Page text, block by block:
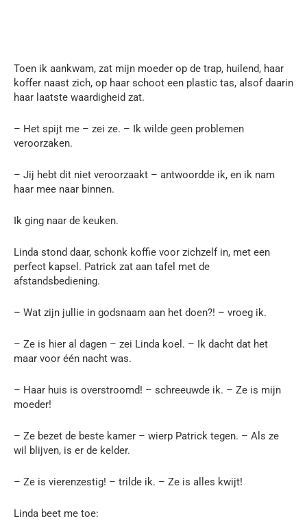
Toen ik aankwam, zat mijn moeder op de trap, huilend, haar
koffer naast zich, op haar schoot een plastic tas, alsof daarin
haar laatste waardigheid zat.
– Het spijt me – zei ze. – Ik wilde geen problemen
veroorzaken.
– Jij hebt dit niet veroorzaakt – antwoordde ik, en ik nam
haar mee naar binnen.
Ik ging naar de keuken.
Linda stond daar, schonk koffie voor zichzelf in, met een
perfect kapsel. Patrick zat aan tafel met de
afstandsbediening.
– Wat zijn jullie in godsnaam aan het doen?! – vroeg ik.
– Ze is hier al dagen – zei Linda koel. – Ik dacht dat het
maar voor één nacht was.
– Haar huis is overstroomd! – schreeuwde ik. – Ze is mijn
moeder!
– Ze bezet de beste kamer – wierp Patrick tegen. – Als ze
wil blijven, is er de kelder.
– Ze is vierenzestig! – trilde ik. – Ze is alles kwijt!
Linda beet me toe: